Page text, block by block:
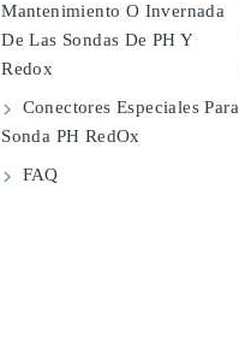
Mantenimiento O Invernada
De Las Sondas De PH Y
Redox
Conectores Especiales Para
Sonda PH RedOx
FAQ